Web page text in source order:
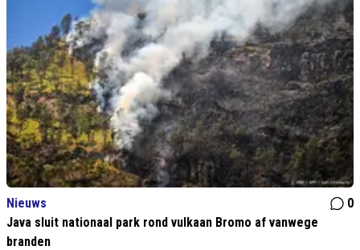
Nieuws
0
Java sluit nationaal park rond vulkaan Bromo af vanwege
branden